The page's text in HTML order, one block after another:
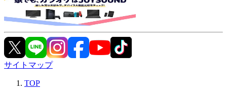
サイトマップ
TOP